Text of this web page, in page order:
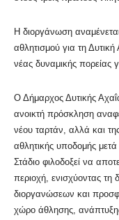
Η διοργάνωση
αθλητισμού για τη
νέας δυναμικής πορείας
Ο Δήμαρχος Δυτικής
ανοικτή πρόσκληση
νέου ταρτάν, αλλά και
αθλητικής υποδομής
Στάδιο φιλοδοξεί να
περιοχή, ενισχύοντας τη
διοργανώσεων και
χώρο άθλησης,